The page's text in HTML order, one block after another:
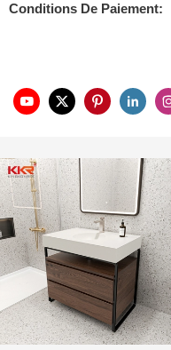
Conditions De Paiement: